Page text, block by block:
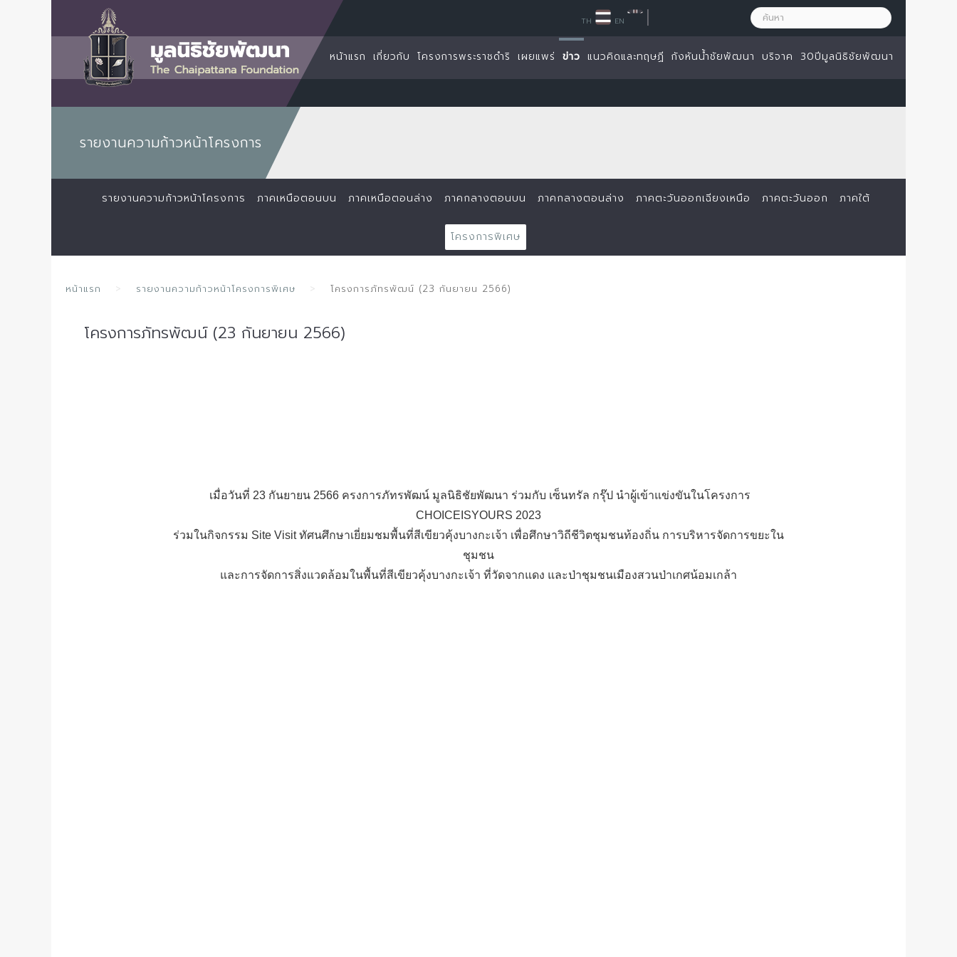
หน้าแรก เกี่ยวกับ โครงการพระราชดำริ เผยแพร่ ข่าว แนวคิดและทฤษฏี กังหันน้ำชัยพัฒนา บริจาค 30ปีมูลนิธิชัยพัฒนา
TH EN |
รายงานความก้าวหน้าโครงการ
รายงานความก้าวหน้าโครงการ ภาคเหนือตอนบน ภาคเหนือตอนล่าง ภาคกลางตอนบน ภาคกลางตอนล่าง ภาคตะวันออกเฉียงเหนือ ภาคตะวันออก ภาคใต้
โครงการพิเศษ
หน้าแรก รายงานความก้าวหน้าโครงการพิเศษ โครงการภัทรพัฒน์ (23 กันยายน 2566)
โครงการภัทรพัฒน์ (23 กันยายน 2566)
เมื่อวันที่ 23 กันยายน 2566 ครงการภัทรพัฒน์ มูลนิธิชัยพัฒนา ร่วมกับ เซ็นทรัล กรุ๊ป นำผู้เข้าแข่งขันในโครงการ
CHOICEISYOURS 2023
ร่วมในกิจกรรม Site Visit ทัศนศึกษาเยี่ยมชมพื้นที่สีเขียวคุ้งบางกะเจ้า เพื่อศึกษาวิถีชีวิตชุมชนท้องถิ่น การบริหารจัดการขยะใน
ชุมชน
และการจัดการสิ่งแวดล้อมในพื้นที่สีเขียวคุ้งบางกะเจ้า ที่วัดจากแดง และป่าชุมชนเมืองสวนป่าเกศน้อมเกล้า